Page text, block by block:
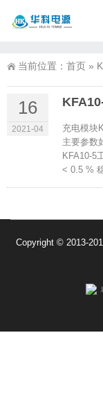
当前位置： 首页 »
16
2021-04
充电模块
主要参数
KFA10-5
< 0.5 %
Copyright © 2013-